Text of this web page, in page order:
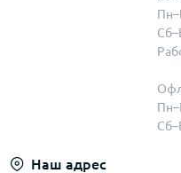
Наш адрес